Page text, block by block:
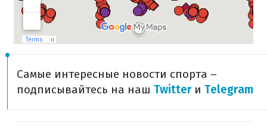
Самые интересные новости спорта –
подписывайтесь на наш Twitter и Telegram